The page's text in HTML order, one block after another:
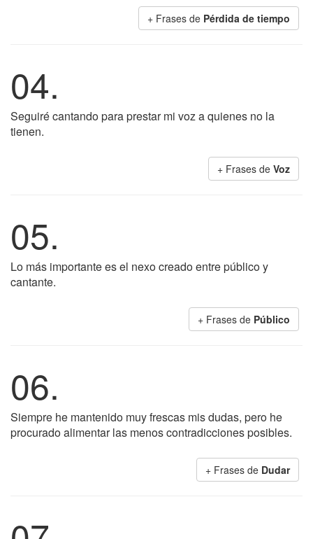
+ Frases de Pérdida de tiempo
04.
Seguiré cantando para prestar mi voz a quienes no la
tienen.
+ Frases de Voz
05.
Lo más importante es el nexo creado entre público y
cantante.
+ Frases de Público
06.
Siempre he mantenido muy frescas mis dudas, pero he
procurado alimentar las menos contradicciones posibles.
+ Frases de Dudar